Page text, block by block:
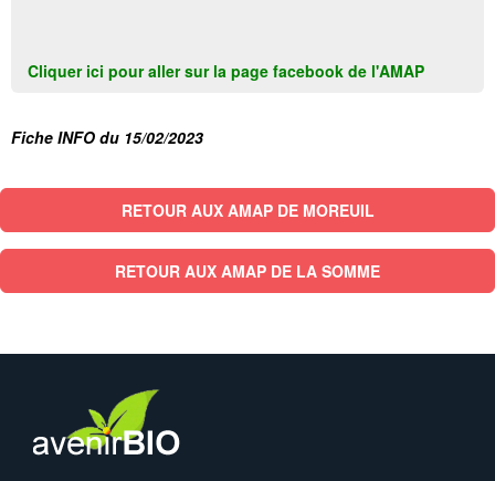
Cliquer ici pour aller sur la page facebook de l'AMAP
Fiche INFO du 15/02/2023
RETOUR AUX AMAP DE MOREUIL
RETOUR AUX AMAP DE LA SOMME